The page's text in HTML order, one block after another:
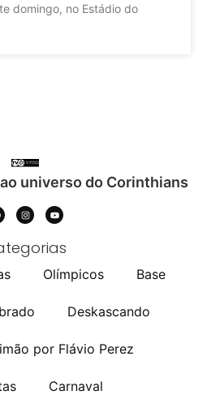
domingo, no Estádio do
universo do Corinthians
Olímpicos Base
Deskascando
por Flávio Perez
Carnaval